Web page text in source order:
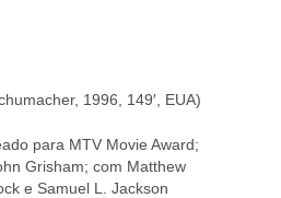
1996, 149′, EUA)
para MTV Movie Award;
Grisham; com Matthew
e Samuel L. Jackson